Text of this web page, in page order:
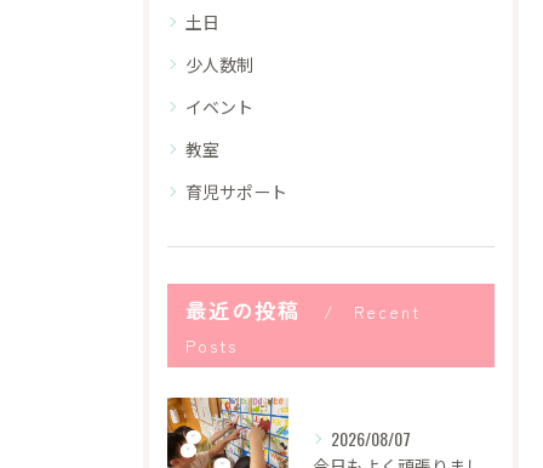
土日
少人数制
イベント
教室
育児サポート
最近の投稿
Recent
Posts
2026/08/07